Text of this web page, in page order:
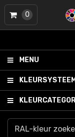
MENU
0